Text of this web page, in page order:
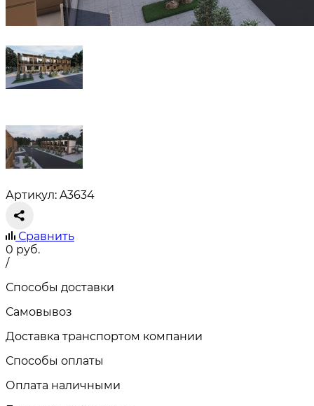
Артикул: A3634
Сравнить
0 руб.
/
Способы доставки
Самовывоз
Доставка транспортом компании
Способы оплаты
Оплата наличными